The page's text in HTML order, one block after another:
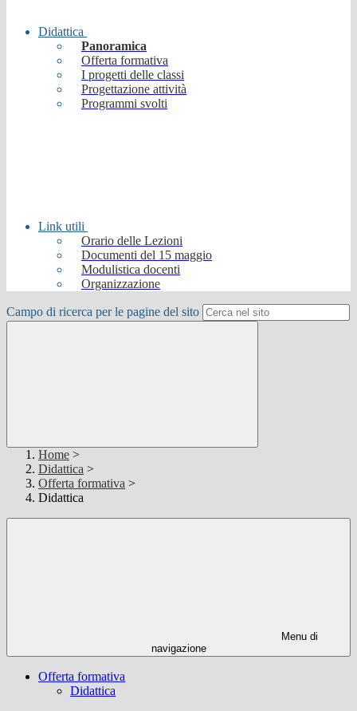
Didattica
Panoramica
Offerta formativa
I progetti delle classi
Progettazione attività
Programmi svolti
Link utili
Orario delle Lezioni
Documenti del 15 maggio
Modulistica docenti
Organizzazione
Campo di ricerca per le pagine del sito
Home >
Didattica >
Offerta formativa >
Didattica
Menu di
navigazione
Offerta formativa
Didattica